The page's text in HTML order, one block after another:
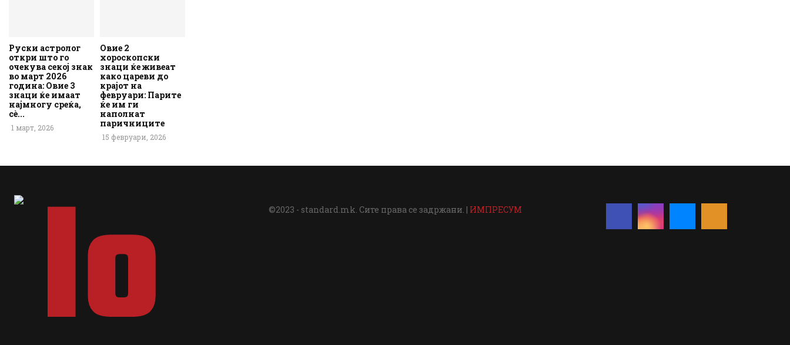
Руски астролог
откри што го
очекува секој знак
во март 2026
година: Овие 3
знаци ќе имаат
најмногу среќа,
сè...
1 март, 2026
Овие 2
хороскопски
знаци ќе живеат
како цареви до
крајот на
февруари: Парите
ќе им ги
наполнат
паричниците
15 февруари, 2026
©2023 - standard.mk. Сите права се задржани. | ИМПРЕСУМ